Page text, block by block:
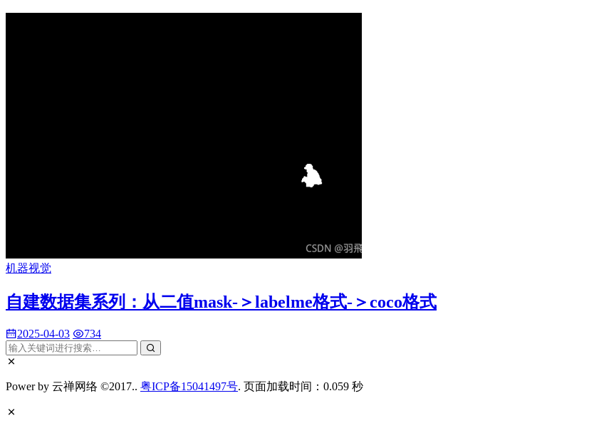
机器视觉
自建数据集系列：从二值mask-＞labelme格式-＞coco格式
2025-04-03 734
Power by 云禅网络 ©2017.. 粤ICP备15041497号. 页面加载时间：0.059 秒